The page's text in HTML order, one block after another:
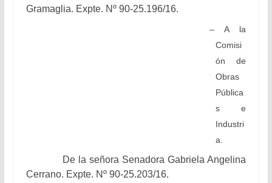
Gramaglia. Expte. Nº 90-25.196/16.
– A la
Comisi
ón de
Obras
Pública
s e
Industri
a.
De la señora Senadora Gabriela Angelina
Cerrano. Expte. Nº 90-25.203/16.